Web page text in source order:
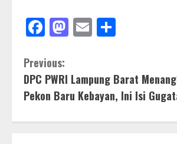
Facebook
Mastodon
Email
C
o
n
Previous:
DPC PWRI Lampung Barat
Pekon Baru Kebayan, Ini Isi